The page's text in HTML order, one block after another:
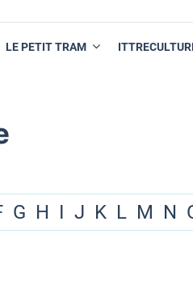
LE PETIT TRAM
G H I J K L M N